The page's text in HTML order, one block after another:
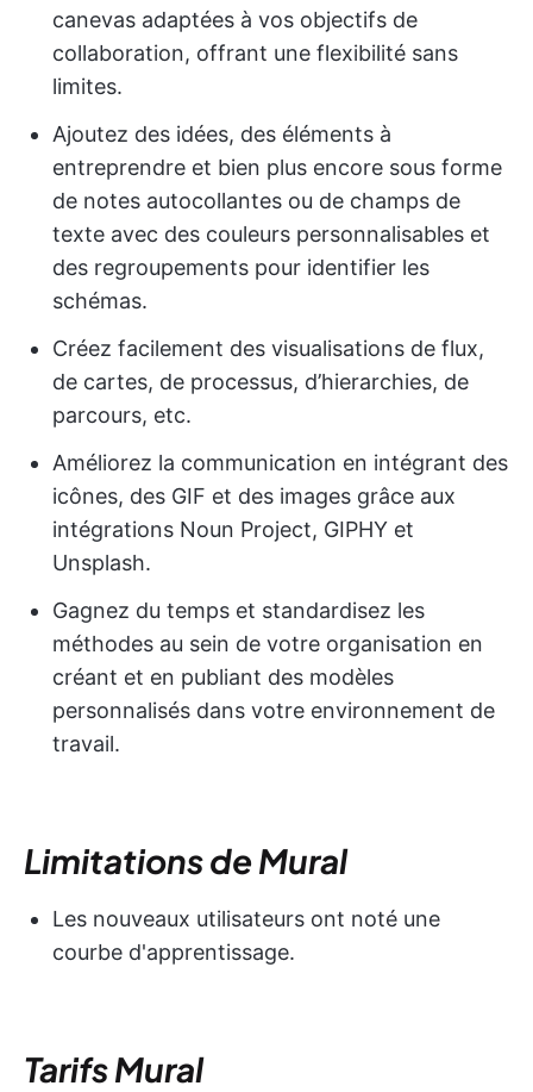
canevas adaptées à vos objectifs de
collaboration, offrant une flexibilité sans
limites.
Ajoutez des idées, des éléments à
entreprendre et bien plus encore sous forme
de notes autocollantes ou de champs de
texte avec des couleurs personnalisables et
des regroupements pour identifier les
schémas.
Créez facilement des visualisations de flux,
de cartes, de processus, d’hierarchies, de
parcours, etc.
Améliorez la communication en intégrant des
icônes, des GIF et des images grâce aux
intégrations Noun Project, GIPHY et
Unsplash.
Gagnez du temps et standardisez les
méthodes au sein de votre organisation en
créant et en publiant des modèles
personnalisés dans votre environnement de
travail.
Limitations de Mural
Les nouveaux utilisateurs ont noté une
courbe d'apprentissage.
Tarifs Mural